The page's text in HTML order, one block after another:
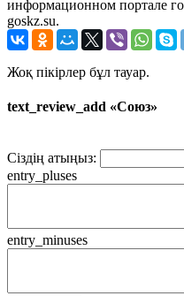
информационном портале
goskz.su.
Жоқ пікірлер бұл тауар.
text_review_add «Союз»
Сіздің атыңыз:
entry_pluses
entry_minuses